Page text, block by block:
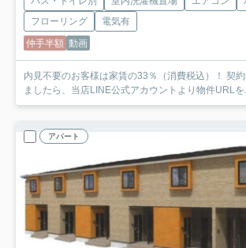
フローリング
電気有
仲手半額 動画
内見不要のお客様は家賃の33％（消費税込）！ 契約希望の物件があり
ましたら、当店LINE公式アカウントより物件URLを
アパート